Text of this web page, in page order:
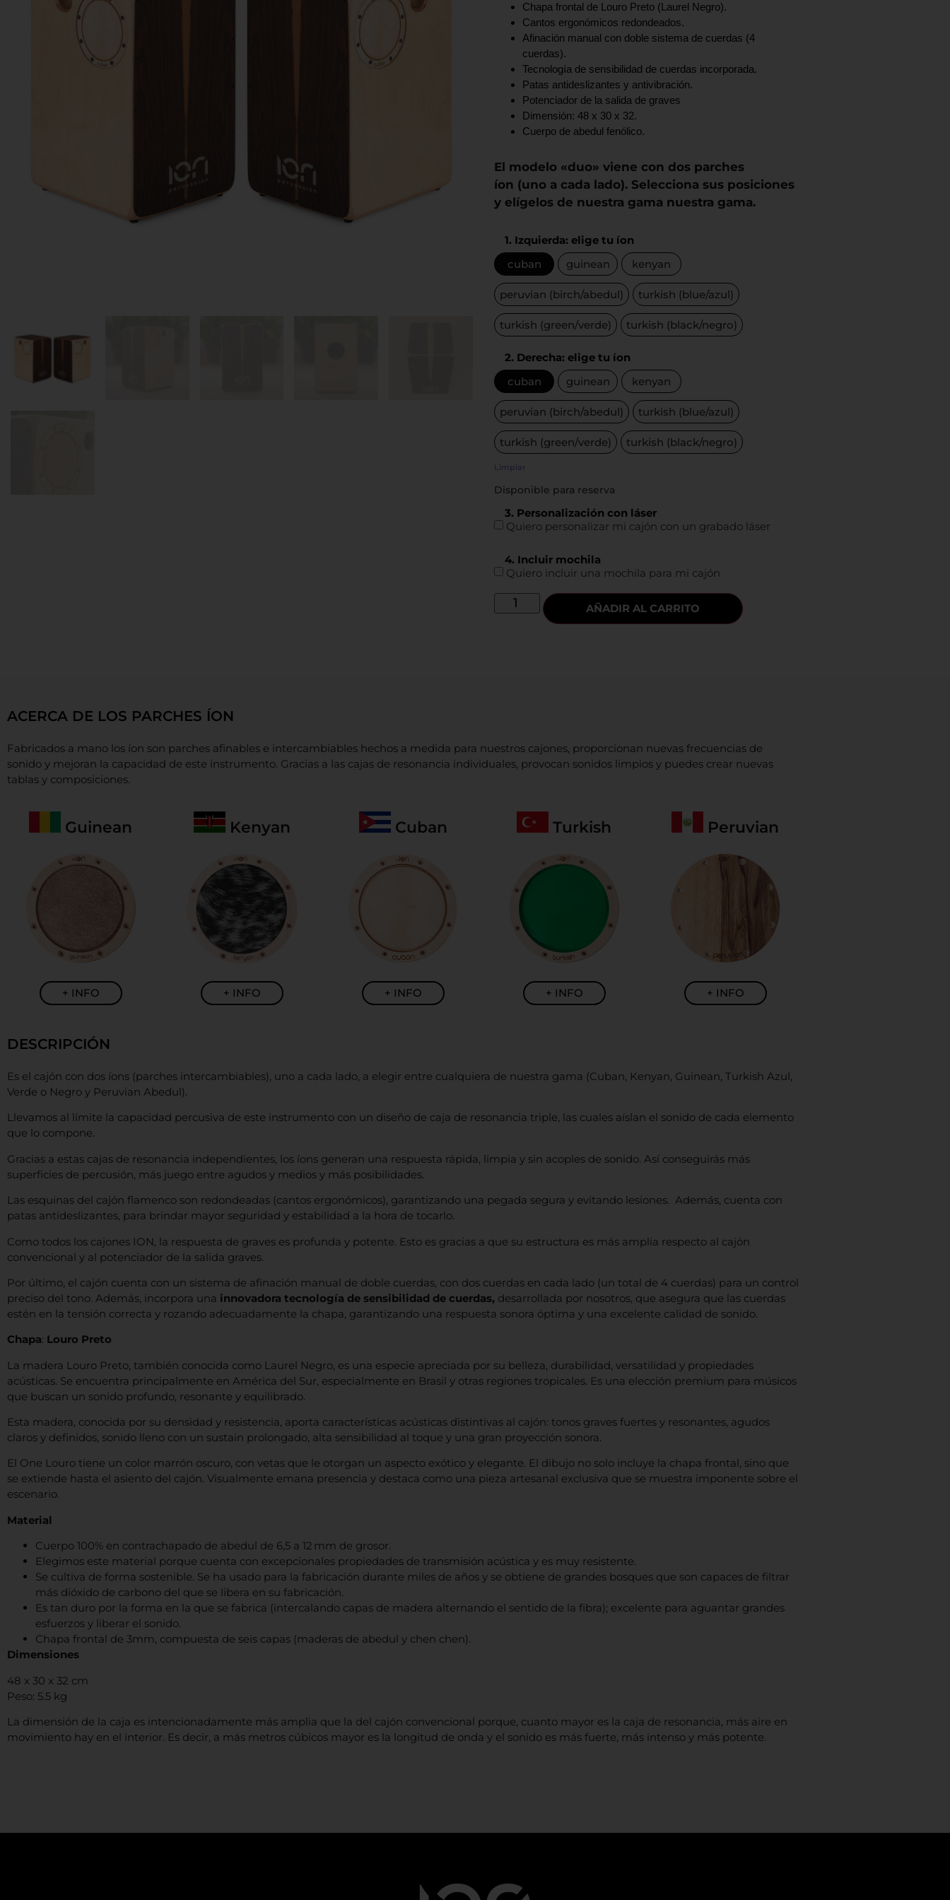
Chapa frontal de Louro Preto (Laurel Negro).
Cantos ergonómicos redondeados.
Afinación manual con doble sistema de cuerdas (4
cuerdas).
Tecnología de sensibilidad de cuerdas incorporada.
Patas antideslizantes y antivibración.
Potenciador de la salida de graves
Dimensión: 48 x 30 x 32.
Cuerpo de abedul fenólico.
El modelo «duo» viene con dos parches
íon (uno a cada lado). Selecciona sus posiciones
y elígelos de nuestra gama nuestra gama.
1. Izquierda: elige tu íon
cuban
guinean kenyan
peruvian (birch/abedul) turkish (blue/azul)
turkish (green/verde) turkish (black/negro)
2. Derecha: elige tu íon
cuban
guinean kenyan
peruvian (birch/abedul) turkish (blue/azul)
turkish (green/verde) turkish (black/negro)
Limpiar
Disponible para reserva
3. Personalización con láser
Quiero personalizar mi cajón con un grabado láser
4. Incluir mochila
Quiero incluir una mochila para mi cajón
AÑADIR AL CARRITO
ACERCA DE LOS PARCHES ÍON
Fabricados a mano los íon son parches afinables e intercambiables hechos a medida para nuestros cajones, proporcionan nuevas frecuencias de
sonido y mejoran la capacidad de este instrumento. Gracias a las cajas de resonancia individuales, provocan sonidos limpios y puedes crear nuevas
tablas y composiciones.
Guinean
+ INFO
Kenyan
+ INFO
Cuban
+ INFO
Turkish
+ INFO
Peruvian
+ INFO
DESCRIPCIÓN
Es el cajón con dos íons (parches intercambiables), uno a cada lado, a elegir entre cualquiera de nuestra gama (Cuban, Kenyan, Guinean, Turkish Azul,
Verde o Negro y Peruvian Abedul).
Llevamos al límite la capacidad percusiva de este instrumento con un diseño de caja de resonancia triple, las cuales aíslan el sonido de cada elemento
que lo compone.
Gracias a estas cajas de resonancia independientes, los íons generan una respuesta rápida, limpia y sin acoples de sonido. Así conseguirás más
superficies de percusión, más juego entre agudos y medios y más posibilidades.
Las esquinas del cajón flamenco son redondeadas (cantos ergonómicos), garantizando una pegada segura y evitando lesiones. Además, cuenta con
patas antideslizantes, para brindar mayor seguridad y estabilidad a la hora de tocarlo.
Como todos los cajones ION, la respuesta de graves es profunda y potente. Esto es gracias a que su estructura es más amplia respecto al cajón
convencional y al potenciador de la salida graves.
Por último, el cajón cuenta con un sistema de afinación manual de doble cuerdas, con dos cuerdas en cada lado (un total de 4 cuerdas) para un control
preciso del tono. Además, incorpora una innovadora tecnología de sensibilidad de cuerdas, desarrollada por nosotros, que asegura que las cuerdas
estén en la tensión correcta y rozando adecuadamente la chapa, garantizando una respuesta sonora óptima y una excelente calidad de sonido.
Chapa: Louro Preto
La madera Louro Preto, también conocida como Laurel Negro, es una especie apreciada por su belleza, durabilidad, versatilidad y propiedades
acústicas. Se encuentra principalmente en América del Sur, especialmente en Brasil y otras regiones tropicales. Es una elección premium para músicos
que buscan un sonido profundo, resonante y equilibrado.
Esta madera, conocida por su densidad y resistencia, aporta características acústicas distintivas al cajón: tonos graves fuertes y resonantes, agudos
claros y definidos, sonido lleno con un sustain prolongado, alta sensibilidad al toque y una gran proyección sonora.
El One Louro tiene un color marrón oscuro, con vetas que le otorgan un aspecto exótico y elegante. El dibujo no solo incluye la chapa frontal, sino que
se extiende hasta el asiento del cajón. Visualmente emana presencia y destaca como una pieza artesanal exclusiva que se muestra imponente sobre el
escenario.
Material
Cuerpo 100% en contrachapado de abedul de 6,5 a 12 mm de grosor.
Elegimos este material porque cuenta con excepcionales propiedades de transmisión acústica y es muy resistente.
Se cultiva de forma sostenible. Se ha usado para la fabricación durante miles de años y se obtiene de grandes bosques que son capaces de filtrar
más dióxido de carbono del que se libera en su fabricación.
Es tan duro por la forma en la que se fabrica (intercalando capas de madera alternando el sentido de la fibra); excelente para aguantar grandes
esfuerzos y liberar el sonido.
Chapa frontal de 3mm, compuesta de seis capas (maderas de abedul y chen chen).
Dimensiones
48 x 30 x 32 cm
Peso: 5.5 kg
La dimensión de la caja es intencionadamente más amplia que la del cajón convencional porque, cuanto mayor es la caja de resonancia, más aire en
movimiento hay en el interior. Es decir, a más metros cúbicos mayor es la longitud de onda y el sonido es más fuerte, más intenso y más potente.